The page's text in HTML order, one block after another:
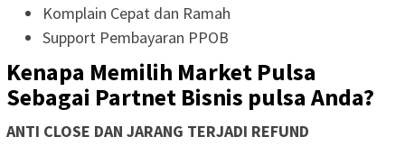
Komplain Cepat dan Ramah
Support Pembayaran PPOB
Kenapa Memilih Market Pulsa
Sebagai Partnet Bisnis pulsa Anda?
ANTI CLOSE DAN JARANG TERJADI REFUND